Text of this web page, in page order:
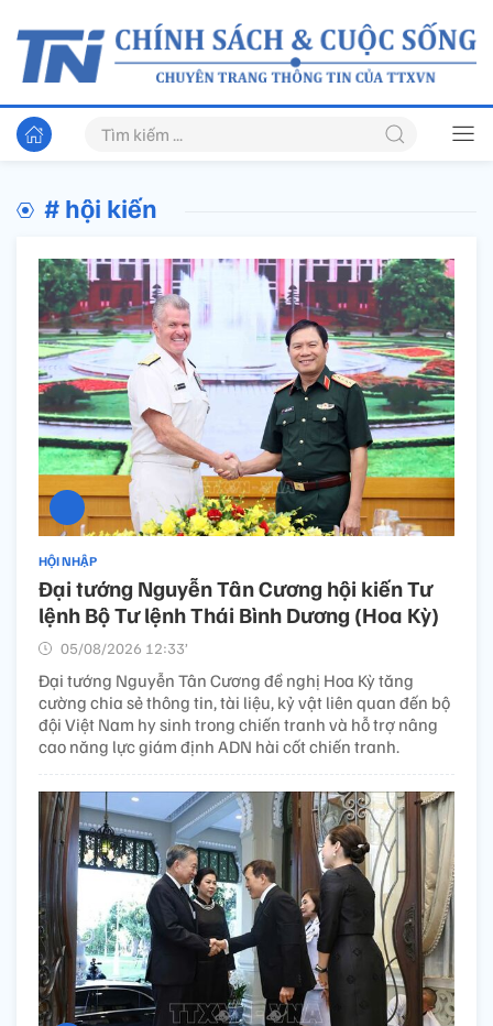
# hội kiến
HỘI NHẬP
Đại tướng Nguyễn Tân Cương hội kiến Tư
lệnh Bộ Tư lệnh Thái Bình Dương (Hoa Kỳ)
05/08/2026 12:33’
Đại tướng Nguyễn Tân Cương đề nghị Hoa Kỳ tăng
cường chia sẻ thông tin, tài liệu, kỷ vật liên quan đến bộ
đội Việt Nam hy sinh trong chiến tranh và hỗ trợ nâng
cao năng lực giám định ADN hài cốt chiến tranh.